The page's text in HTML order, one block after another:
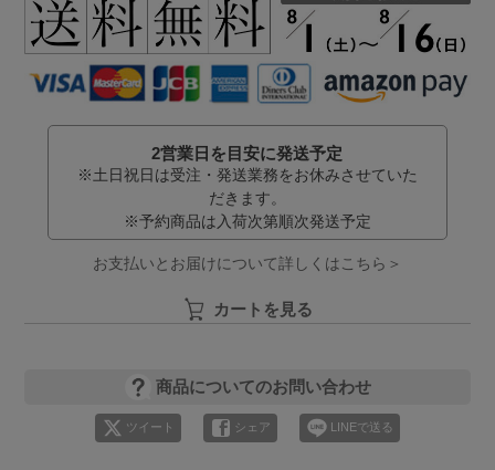
2営業日を目安に発送予定
※土日祝日は受注・発送業務をお休みさせていた
だきます。
※予約商品は入荷次第順次発送予定
お支払いとお届けについて詳しくはこちら＞
カートを見る
商品についてのお問い合わせ
ツイート シェア LINEで送る